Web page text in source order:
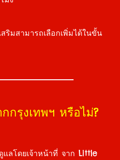
ริมสามารถเลือกเพิ่มได้ในขั้น
กรุงเทพฯ หรือไม่?
แลโดยเจ้าหน้าที่ จาก Little